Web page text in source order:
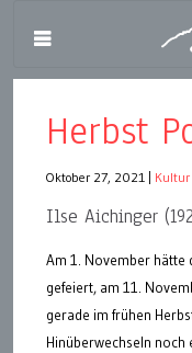
Herbst
Oktober 27, 2021 Kultur
Ilse Aichinger
Am 1. November hätte
gefeiert, am 11.
gerade im frühen
Hinüberwechseln noch